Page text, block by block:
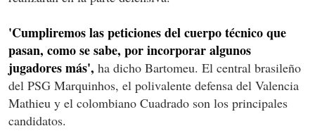
'Cumpliremos las peticiones del cuerpo técnico que
pasan, como se sabe, por incorporar algunos
jugadores más', ha dicho Bartomeu. El central brasileño
del PSG Marquinhos, el polivalente defensa del Valencia
Mathieu y el colombiano Cuadrado son los principales
candidatos.